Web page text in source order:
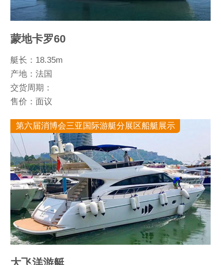
蒙地卡罗60
艇长：18.35m
产地：法国
交货周期：
售价：面议
第六届消博会三亚国际游艇分展区船艇展示